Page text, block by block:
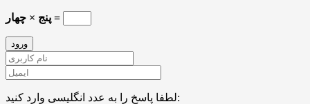
پنج × چهار =
لطفا پاسخ را به عدد انگلیسی وارد کنید: